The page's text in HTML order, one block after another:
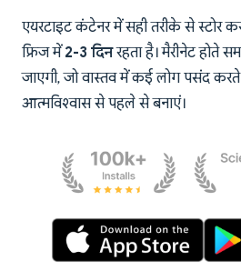
एयरटाइट कंटेनर में सही तरीके से स्टोर
फ्रिज में 2-3 दिनरहता है। मैरीनेट होते
जाएगी, जो वास्तव में कई लोग पसंद करते
आत्मविश्वास से पहले से बनाएं।